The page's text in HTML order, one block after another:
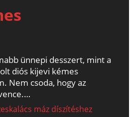
ünnepi desszert, mint a
diós kijevi kémes
Nem csoda, hogy az